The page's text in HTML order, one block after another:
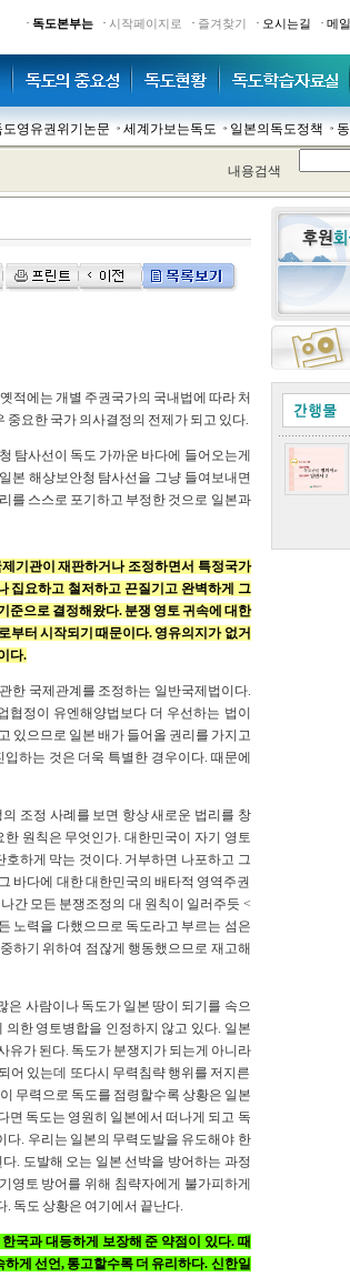
· 독도본부는 · 시작페이지로 · 즐겨찾기 · 오시는길 · 메
도영유권위기논문 세계가보는독도 일본의독도정책
내용검색
적에는 개별 주권국가의 국내법에 따라 처
요한 국가 의사결정의 전제가 되고 있다.
탐사선이 독도 가까운 바다에 들어오는게
본 해상보안청 탐사선을 그냥 들여보내면
를 스스로 포기하고 부정한 것으로 일본과
기관이 재판하거나 조정하면서 특정국가
집요하고 철저하고 끈질기고 완벽하게 그
준으로 결정해왔다. 분쟁 영토 귀속에 대한
부터 시작되기 때문이다. 영유의지가 없거
다.
한 국제관계를 조정하는 일반국제법이다.
정이 유엔해양법보다 더 우선하는 법이
있으므로 일본 배가 들어올 권리를 가지고
하는 것은 더욱 특별한 경우이다. 때문에
조정 사례를 보면 항상 새로운 법리를 창
원칙은 무엇인가. 대한민국이 자기 영토
하게 막는 것이다. 거부하면 나포하고 그
바다에 대한 대한민국의 배타적 영역주권
간 모든 분쟁조정의 대 원칙이 일러주듯 <
노력을 다했으므로 독도라고 부르는 섬은
하기 위하여 점잖게 행동했으므로 재고해
은 사람이나 독도가 일본 땅이 되기를 속으
한 영토병합을 인정하지 않고 있다. 일본
유가 된다. 독도가 분쟁지가 되는게 아니라
어 있는데 또다시 무력침략 행위를 저지른
무력으로 독도를 점령할수록 상황은 일본
면 독도는 영원히 일본에서 떠나게 되고 독
. 우리는 일본의 무력도발을 유도해야 한
. 도발해 오는 일본 선박을 방어하는 과정
영토 방어를 위해 침략자에게 불가피하게
. 독도 상황은 여기에서 끝난다.
국과 대등하게 보장해 준 약점이 있다. 때
게 선언, 통고할수록 더 유리하다. 신한일